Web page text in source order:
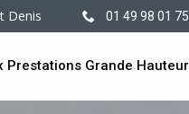
Denis 01 49 98 01 75
Prestations Grande Hauteur